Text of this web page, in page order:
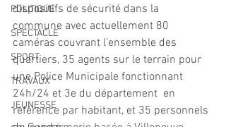
POLITIQUE
SPECTACLE
SPORT
TRAVAUX
JEUNESSE
dispositifs de sécurité dans la
commune avec actuellement 80
caméras couvrant l’ensemble des
quartiers, 35 agents sur le terrain pour
une Police Municipale fonctionnant
24h/24 et 3e du département  en
référence par habitant, et 35 personnels